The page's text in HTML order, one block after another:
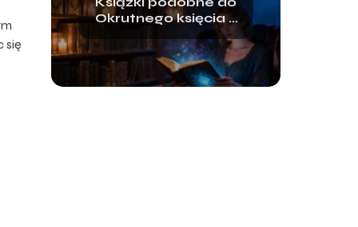
się
Okrutnego księcia –
przeczytać?